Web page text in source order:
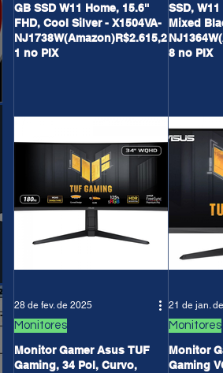
GB SSD W11 Home, 15.6''
FHD, Cool Silver - X1504VA-
NJ1738W(Amazon)R$2.615,2
1 no PIX
SSD,
Mixed
8 no PIX
Monitor Gamer Asus TUF
Gaming, 34 Pol, Curvo,
Monitores
28 de fev. de 2025
Monitor
Gaming
Monitores
21 de jan.